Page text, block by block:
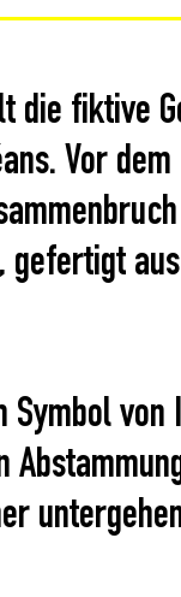
die fiktive
Vor
gefertigt
Symbol